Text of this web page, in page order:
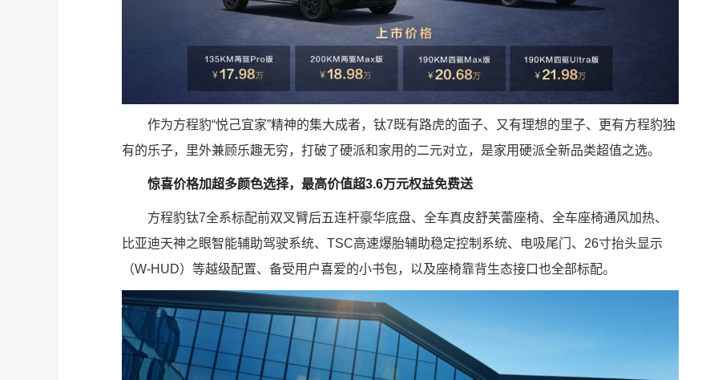
作为方程豹“悦己宜家”精神的集大成者，钛7既有路虎的面子、又有理想的里子、更有方程豹独
有的乐子，里外兼顾乐趣无穷，打破了硬派和家用的二元对立，是家用硬派全新品类超值之选。
惊喜价格加超多颜色选择，最高价值超3.6万元权益免费送
方程豹钛7全系标配前双叉臂后五连杆豪华底盘、全车真皮舒芙蕾座椅、全车座椅通风加热、
比亚迪天神之眼智能辅助驾驶系统、TSC高速爆胎辅助稳定控制系统、电吸尾门、26寸抬头显示
（W-HUD）等越级配置、备受用户喜爱的小书包，以及座椅靠背生态接口也全部标配。